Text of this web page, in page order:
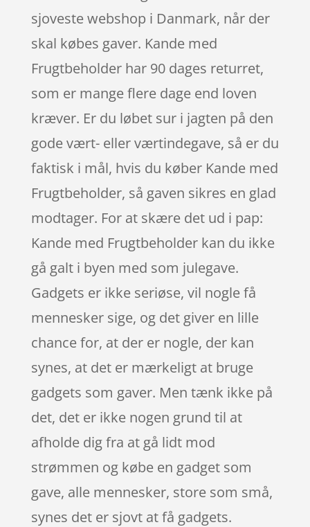
sjoveste webshop i Danmark, når der
skal købes gaver. Kande med
Frugtbeholder har 90 dages returret,
som er mange flere dage end loven
kræver. Er du løbet sur i jagten på den
gode vært- eller værtindegave, så er du
faktisk i mål, hvis du køber Kande med
Frugtbeholder, så gaven sikres en glad
modtager. For at skære det ud i pap:
Kande med Frugtbeholder kan du ikke
gå galt i byen med som julegave.
Gadgets er ikke seriøse, vil nogle få
mennesker sige, og det giver en lille
chance for, at der er nogle, der kan
synes, at det er mærkeligt at bruge
gadgets som gaver. Men tænk ikke på
det, det er ikke nogen grund til at
afholde dig fra at gå lidt mod
strømmen og købe en gadget som
gave, alle mennesker, store som små,
synes det er sjovt at få gadgets.